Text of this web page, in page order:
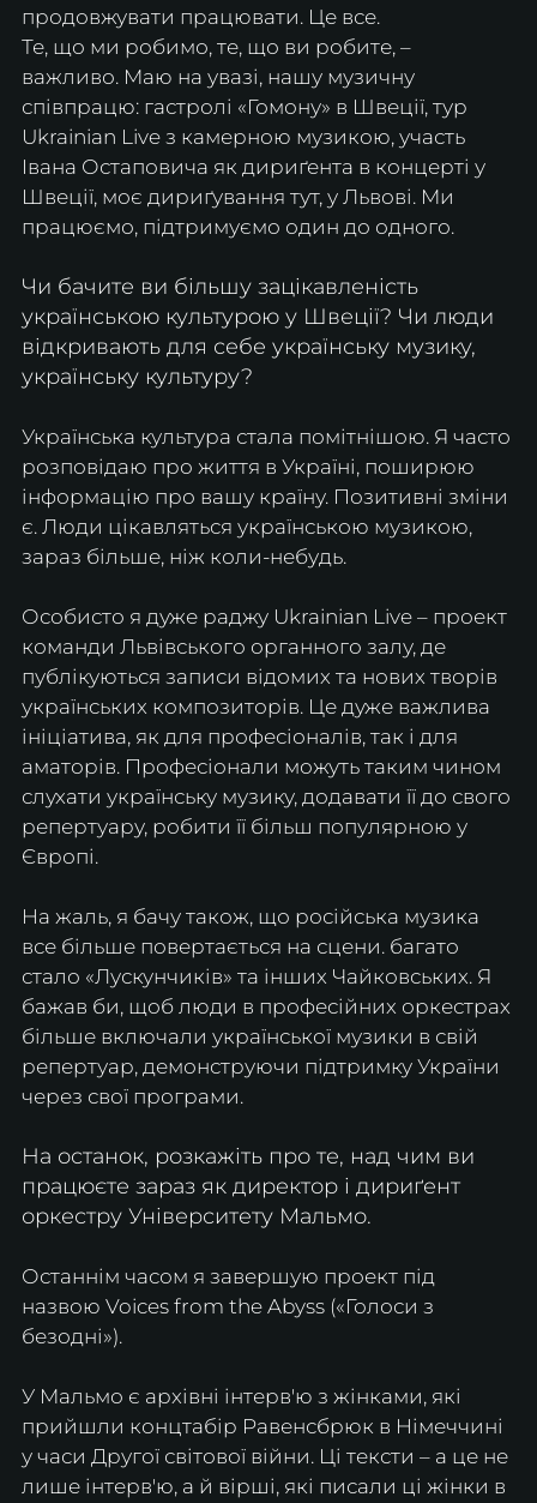
продовжувати працювати. Це все.
Те, що ми робимо, те, що ви робите, –
важливо. Маю на увазі, нашу музичну
співпрацю: гастролі «Гомону» в Швеції, тур
Ukrainian Live з камерною музикою, участь
Івана Остаповича як дириґента в концерті у
Швеції, моє дириґування тут, у Львові. Ми
працюємо, підтримуємо один до одного.
Чи бачите ви більшу зацікавленість
українською культурою у Швеції? Чи люди
відкривають для себе українську музику,
українську культуру?
Українська культура стала помітнішою. Я часто
розповідаю про життя в Україні, поширюю
інформацію про вашу країну. Позитивні зміни
є. Люди цікавляться українською музикою,
зараз більше, ніж коли-небудь.
Особисто я дуже раджу Ukrainian Live – проект
команди Львівського органного залу, де
публікуються записи відомих та нових творів
українських композиторів. Це дуже важлива
ініціатива, як для професіоналів, так і для
аматорів. Професіонали можуть таким чином
слухати українську музику, додавати її до свого
репертуару, робити її більш популярною у
Європі.
На жаль, я бачу також, що російська музика
все більше повертається на сцени. багато
стало «Лускунчиків» та інших Чайковських. Я
бажав би, щоб люди в професійних оркестрах
більше включали української музики в свій
репертуар, демонструючи підтримку України
через свої програми.
На останок, розкажіть про те, над чим ви
працюєте зараз як директор і дириґент
оркестру Університету Мальмо.
Останнім часом я завершую проект під
назвою Voices from the Abyss («Голоси з
безодні»).
У Мальмо є архівні інтерв'ю з жінками, які
прийшли концтабір Равенсбрюк в Німеччині
у часи Другої світової війни. Ці тексти – а це не
лише інтерв'ю, а й вірші, які писали ці жінки в